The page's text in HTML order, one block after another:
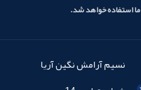
ما استفاده خواهد شد.
نسیم آرامش نگین آریا